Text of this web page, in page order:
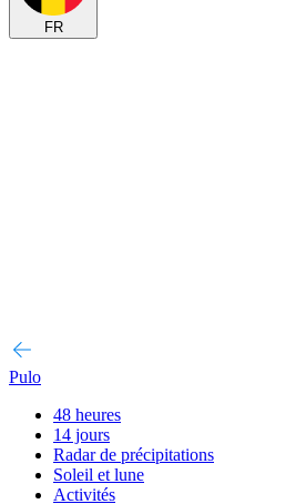
FR
Pulo
48 heures
14 jours
Radar de précipitations
Soleil et lune
Activités